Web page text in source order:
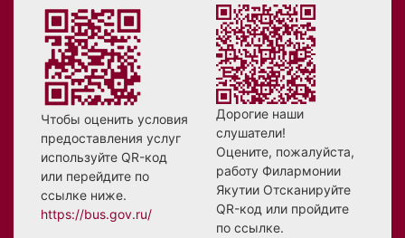
Чтобы оценить условия
предоставления услуг
используйте QR-код
или перейдите по
ссылке ниже.
https://bus.gov.ru/
Дорогие наши
слушатели!
Оцените, пожалуйста,
работу Филармонии
Якутии Отсканируйте
QR-код или пройдите
по ссылке.